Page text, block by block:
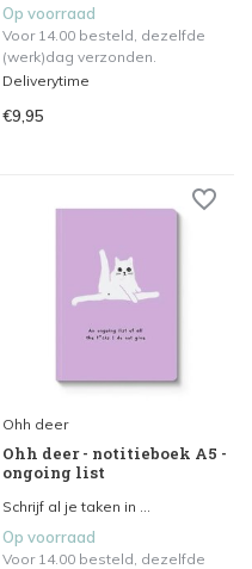
Op voorraad
Voor 14.00 besteld, dezelfde
(werk)dag verzonden.
Deliverytime
€9,95
Ohh deer
Ohh deer - notitieboek A5 -
ongoing list
Schrijf al je taken in ...
Op voorraad
Voor 14.00 besteld, dezelfde